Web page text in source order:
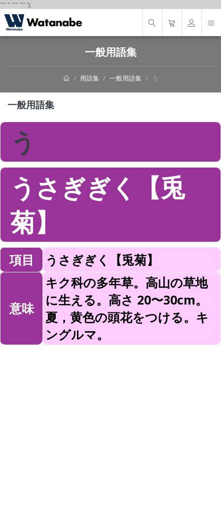
"" " "" "" ');
一般用語集
用語集 一般用語集 う
一般用語集
う
うさぎぎく【兎
菊】
項目 うさぎぎく【兎菊】
意味
キク科の多年草。高山の草地
に生える。高さ 20〜30cm。
夏，黄色の頭花をつける。キ
ングルマ。